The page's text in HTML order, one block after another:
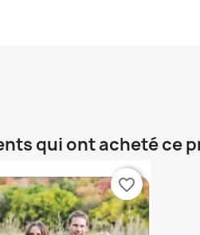
qui ont acheté ce
favorite_border